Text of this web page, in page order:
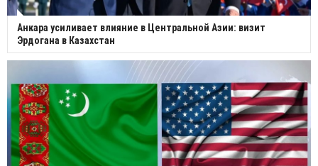
Анкара усиливает влияние в Центральной Азии: визит
Эрдогана в Казахстан